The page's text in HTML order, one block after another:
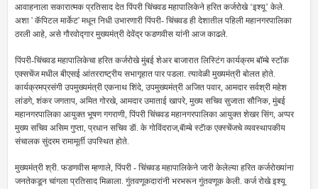
आवाहनाला सकारात्मक प्रतिसाद देत पिंपरी चिंचवड महापालिकेने हरित कर्जरोखे ‘इश्यू’ केले.
अशा ' कॅपिटल मार्केट' मधून निधी उभारणारी पिंपरी- चिंचवड ही देशातील पहिली महानगरपालिका
ठरली आहे, असे गौरवोद्गार मुख्यमंत्री देवेंद्र फडणवीस यांनी आज काढले.
पिंपरी-चिंचवड महापालिकेचा हरित कर्जरोखे मुंबई शेअर बाजारात लिस्टिंग कार्यक्रम बॉम्बे स्टॉक
एक्सचेंज मधील बीएसई आंतरराष्ट्रीय सभागृहात पार पडला. त्यावेळी मुख्यमंत्री बोलत होते.
कार्यक्रमप्रसंगी उपमुख्यमंत्री एकनाथ शिंदे, उपमुख्यमंत्री अजित पवार, आमदार सर्वश्री महेश
लांडगे, शंकर जगताप, अमित गोरखे, आमदार उमाताई खापरे, मुख्य सचिव सुजाता सौनिक, मुंबई
महानगरपालिका आयुक्त भूषण गगराणी, पिंपरी चिंचवड महानगरपालिका आयुक्त शेखर सिंग, अप्पर
मुख्य सचिव असिम गुप्ता, प्रधान सचिव डॅा. के गोविंदराज,बॅाम्बे स्टॅाक एक्स्चेंजचे व्यवस्थापकीय
संचालक सुंदरम रामामूर्ती उपस्थित होते.
मुख्यमंत्री श्री. फडणवीस म्हणाले, पिंपरी - चिंचवड महापालिकेने जारी केलेल्या हरित कर्जरोख्यांना
जनतेकडून चांगला प्रतिसाद मिळाला. गुंतवणूकदारांनी भरभरून गुंतवणूक केली. कर्ज रोखे इश्यू